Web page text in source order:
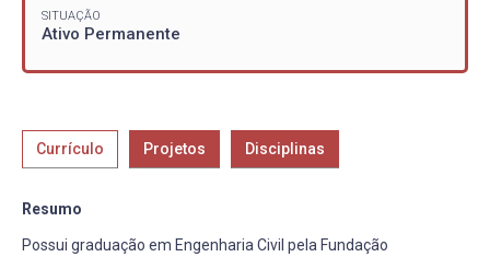
SITUAÇÃO
Ativo Permanente
Currículo Projetos Disciplinas
Resumo
Possui graduação em Engenharia Civil pela Fundação